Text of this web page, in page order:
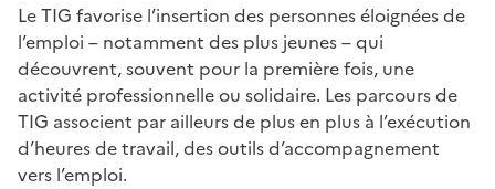
Le TIG favorise l’insertion des personnes éloignées de
l’emploi – notamment des plus jeunes – qui
découvrent, souvent pour la première fois, une
activité professionnelle ou solidaire. Les parcours de
TIG associent par ailleurs de plus en plus à l’exécution
d’heures de travail, des outils d’accompagnement
vers l’emploi.